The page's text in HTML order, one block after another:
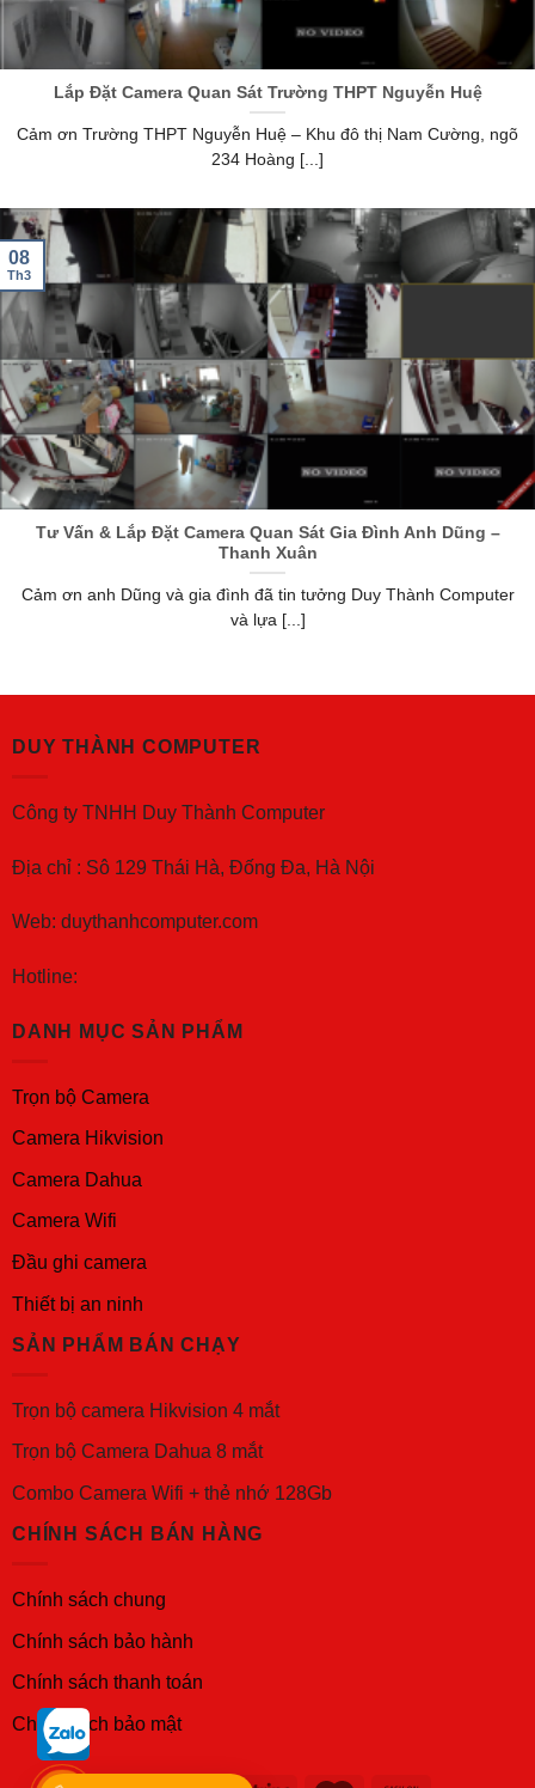
Lắp Đặt Camera Quan Sát Trường THPT Nguyễn Huệ
Cảm ơn Trường THPT Nguyễn Huệ – Khu đô thị Nam Cường, ngõ
234 Hoàng [...]
Tư Vấn & Lắp Đặt Camera Quan Sát Gia Đình Anh Dũng –
Thanh Xuân
Cảm ơn anh Dũng và gia đình đã tin tưởng Duy Thành Computer
và lựa [...]
08
Th3
DUY THÀNH COMPUTER
Công ty TNHH Duy Thành Computer
Địa chỉ : Sô 129 Thái Hà, Đống Đa, Hà Nội
Web: duythanhcomputer.com
Hotline:
DANH MỤC SẢN PHẨM
Trọn bộ Camera
Camera Hikvision
Camera Dahua
Camera Wifi
Đầu ghi camera
Thiết bị an ninh
SẢN PHẨM BÁN CHẠY
Trọn bộ camera Hikvision 4 mắt
Trọn bộ Camera Dahua 8 mắt
Combo Camera Wifi + thẻ nhớ 128Gb
CHÍNH SÁCH BÁN HÀNG
Chính sách chung
Chính sách bảo hành
Chính sách thanh toán
Chính sách bảo mật